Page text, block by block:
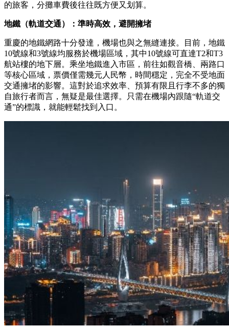
的旅客，分攤車費後往往既方便又划算。
地鐵（軌道交通）：準時高效，避開擁堵
重慶的地鐵網路十分發達，機場也與之無縫連接。目前，地鐵
10號線和3號線均服務於機場區域，其中10號線可直達T2和T3
航站樓的地下層。乘坐地鐵進入市區，前往如觀音橋、兩路口
等核心區域，票價僅需幾元人民幣，時間穩定，完全不受地面
交通擁堵的影響。這對於追求效率、預算有限且行李不多的獨
自旅行者而言，無疑是最佳選擇。只需在機場內跟隨“軌道交
通”的標識，就能輕鬆找到入口。